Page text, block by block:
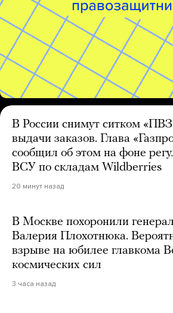
В России снимут ситком
выдачи заказов. Глава
сообщил об этом на фоне
ВСУ по складам Wildberries
20 минут назад
В Москве похоронили
Валерия Плохотнюка.
взрыве на юбилее главкома
космических сил
3 часа назад